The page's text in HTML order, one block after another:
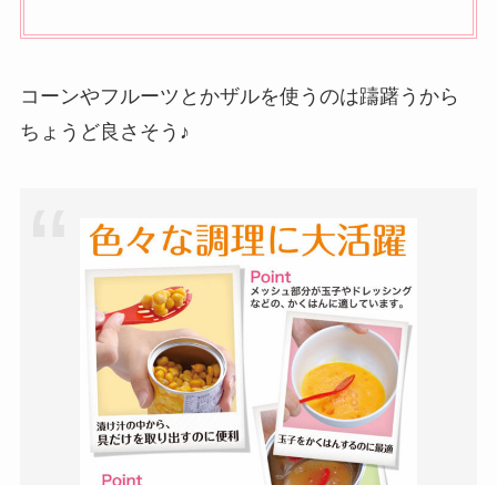
コーンやフルーツとかザルを使うのは躊躇うから
ちょうど良さそう♪